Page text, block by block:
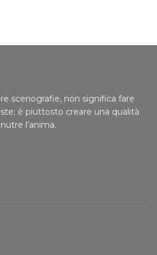
scenografie, non significa fare
è piuttosto creare una qualità
l’anima.